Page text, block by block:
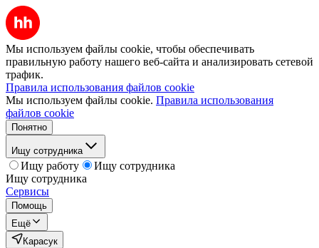
Мы используем файлы cookie, чтобы обеспечивать
правильную работу нашего веб-сайта и анализировать сетевой
трафик.
Правила использования файлов cookie
Мы используем файлы cookie. Правила использования
файлов cookie
Понятно
Ищу сотрудника
Ищу работу
Ищу сотрудника
Ищу сотрудника
Сервисы
Помощь
Ещё
Карасук